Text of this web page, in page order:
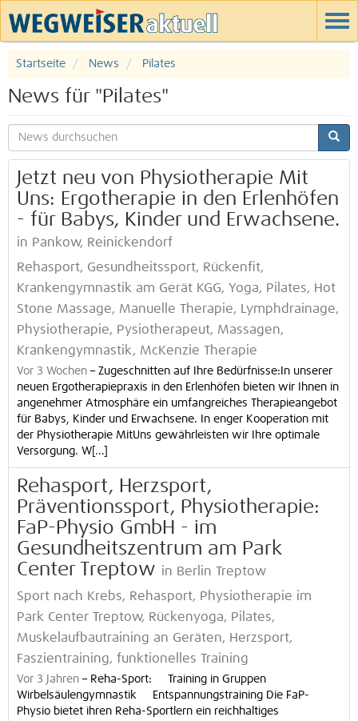
Startseite News Pilates
News für "Pilates"
Jetzt neu von Physiotherapie Mit
Uns: Ergotherapie in den Erlenhöfen
- für Babys, Kinder und Erwachsene.
in Pankow, Reinickendorf
Rehasport, Gesundheitssport, Rückenfit,
Krankengymnastik am Gerät KGG, Yoga, Pilates, Hot
Stone Massage, Manuelle Therapie, Lymphdrainage,
Physiotherapie, Pysiotherapeut, Massagen,
Krankengymnastik, McKenzie Therapie
Vor 3 Wochen – Zugeschnitten auf Ihre Bedürfnisse:In unserer
neuen Ergotherapiepraxis in den Erlenhöfen bieten wir Ihnen in
angenehmer Atmosphäre ein umfangreiches Therapieangebot
für Babys, Kinder und Erwachsene. In enger Kooperation mit
der Physiotherapie MitUns gewährleisten wir Ihre optimale
Versorgung. W[...]
Rehasport, Herzsport,
Präventionssport, Physiotherapie:
FaP-Physio GmbH - im
Gesundheitszentrum am Park
Center Treptow in Berlin Treptow
Sport nach Krebs, Rehasport, Physiotherapie im
Park Center Treptow, Rückenyoga, Pilates,
Muskelaufbautraining an Geräten, Herzsport,
Faszientraining, funktionelles Training
Vor 3 Jahren – Reha-Sport: Training in Gruppen
Wirbelsäulengymnastik Entspannungstraining Die FaP-
Physio bietet ihren Reha-Sportlern ein reichhaltiges